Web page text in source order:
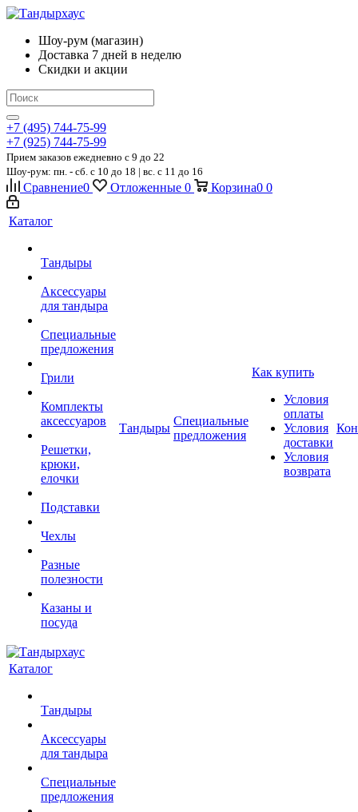
Шоу-рум (магазин)
Доставка 7 дней в неделю
Скидки и акции
+7 (495) 744-75-99
+7 (925) 744-75-99
Прием заказов ежедневно c 9 до 22
Шоу-рум: пн. - сб. с 10 до 18 | вс. с 11 до 16
Сравнение0 Отложенные 0 Корзина0 0
Каталог
Тандыры
Аксессуары
для тандыра
Специальные
предложения
Грили
Комплекты
аксессуаров
Решетки,
крюки,
елочки
Подставки
Чехлы
Разные
полезности
Казаны и
посуда
Тандыры
Специальные
предложения
Как купить
Условия
оплаты
Условия
доставки
Условия
возврата
Каталог
Тандыры
Аксессуары
для тандыра
Специальные
предложения